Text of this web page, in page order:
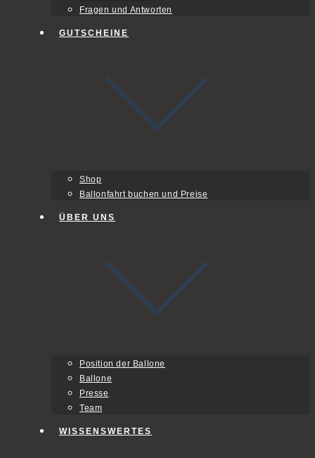
Fragen und Antworten
GUTSCHEINE
Shop
Ballonfahrt buchen und Preise
ÜBER UNS
Position der Ballone
Ballone
Presse
Team
WISSENSWERTES